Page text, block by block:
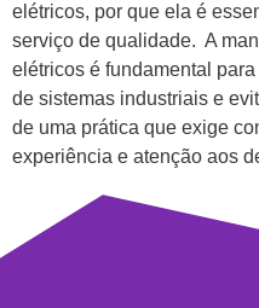
elétricos, por que ela é
serviço de qualidade. A
elétricos é fundamental
de sistemas industriais e
de uma prática que exige
experiência e atenção aos